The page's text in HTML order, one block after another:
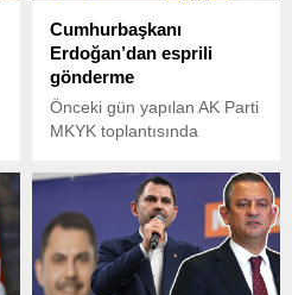
Cumhurbaşkanı
Erdoğan’dan esprili
gönderme
Önceki gün yapılan AK Parti
MKYK toplantısında
konuşuldu. Cumhurbaşkanı
Erdoğan, "Ben artık
Fenerbahçeli değilim, Milil
Takım'ı tutuyorum" esprisi
yaptı.